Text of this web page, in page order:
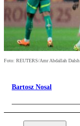
Foto: REUTERS/Amr Abdallah Dalsh
Bartosz Nosal